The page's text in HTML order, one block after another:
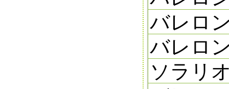
バレロ
バレロ
ソラリ